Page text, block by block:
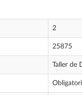
2
25875
Taller